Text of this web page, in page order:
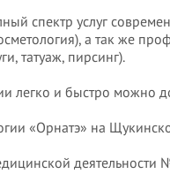
спектр услуг
а так же
татуаж, пирсинг).
легко и быстро можно
«Орнатэ» на